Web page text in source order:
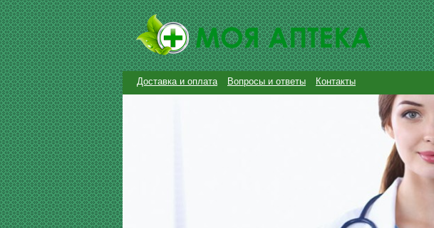
Доставка и оплата Вопросы и ответы Контакты